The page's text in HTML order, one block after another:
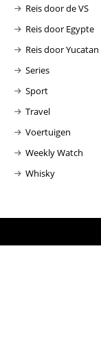
Reis door de VS
Reis door Egypte
Reis door Yucatan
Series
Sport
Travel
Voertuigen
Weekly Watch
Whisky